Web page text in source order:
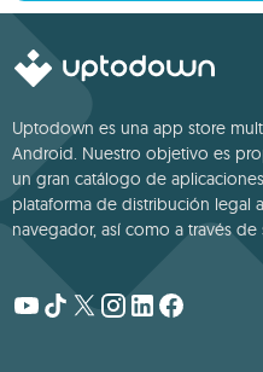
Uptodown es una app store
Android. Nuestro objetivo es
un gran catálogo de
plataforma de distribución legal
navegador, así como a través de